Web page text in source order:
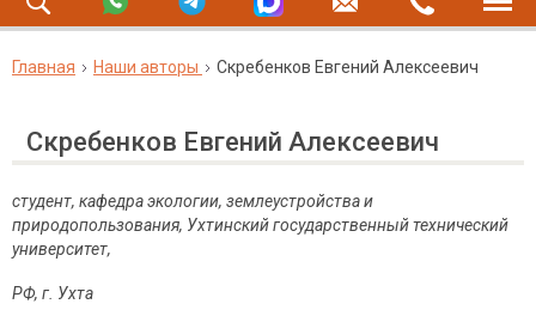
Главная Наши авторы Скребенков Евгений Алексеевич
Скребенков Евгений Алексеевич
студент, кафедра экологии, землеустройства и
природопользования, Ухтинский государственный технический
университет,
РФ, г. Ухта